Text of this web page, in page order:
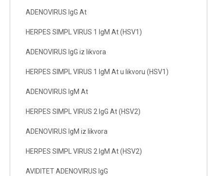
ADENOVIRUS IgG At
HERPES SIMPL VIRUS 1 IgM At (HSV1)
ADENOVIRUS IgG iz likvora
HERPES SIMPL VIRUS 1 IgM At u likvoru (HSV1)
ADENOVIRUS IgM At
HERPES SIMPL VIRUS 2 IgG At (HSV2)
ADENOVIRUS IgM iz likvora
HERPES SIMPL VIRUS 2 IgM At (HSV2)
AVIDITET ADENOVIRUS IgG